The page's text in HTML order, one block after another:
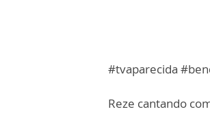
#tvaparecida
Reze cantando